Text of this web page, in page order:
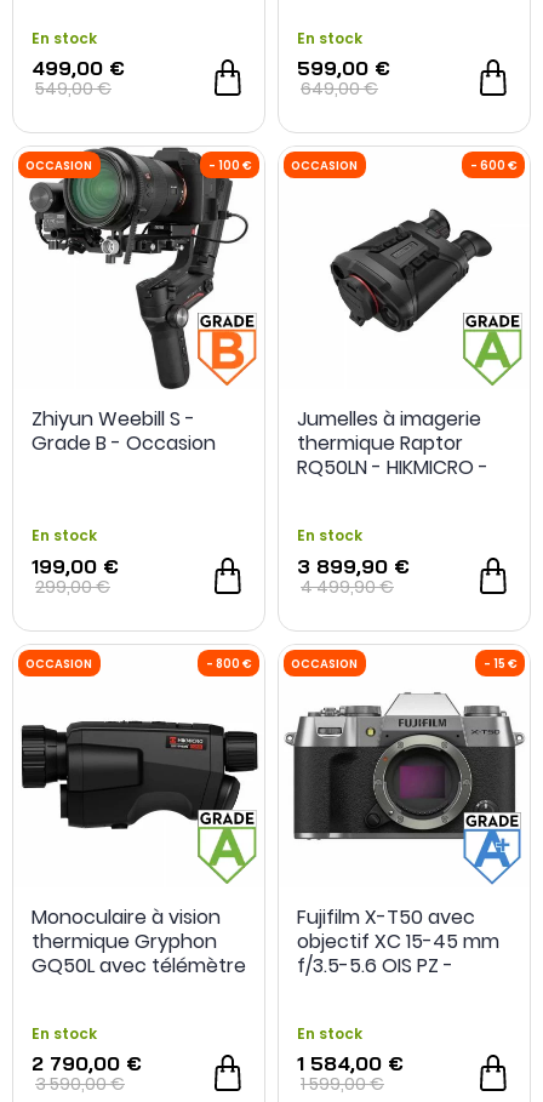
OCCASION
-18 % OCCASION
En stock
499,00 €
549,00 €
En stock
599,00 €
649,00 €
Zhiyun Weebill S -
Grade B - Occasion
En stock
199,00 €
299,00 €
Jumelles à imagerie
thermique Raptor
RQ50LN - HIKMICRO -
En stock
3 899,90 €
4 499,90 €
Monoculaire à vision
thermique Gryphon
GQ50L avec télémètre
En stock
2 790,00 €
3 590,00 €
Fujifilm X-T50 avec
objectif XC 15-45 mm
f/3.5-5.6 OIS PZ -
En stock
1 584,00 €
1 599,00 €